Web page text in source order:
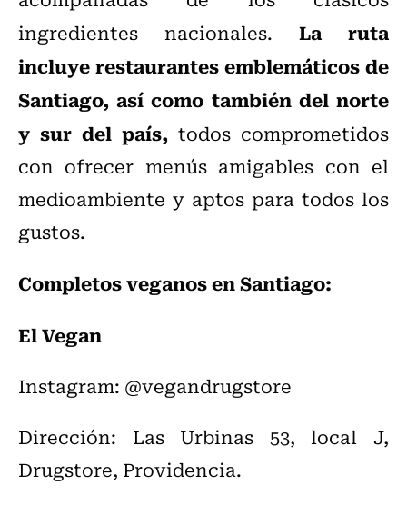
ingredientes nacionales. La ruta
incluye restaurantes emblemáticos de
Santiago, así como también del norte
y sur del país, todos comprometidos
con ofrecer menús amigables con el
medioambiente y aptos para todos los
gustos.
Completos veganos en Santiago:
El Vegan
Instagram: @vegandrugstore
Dirección: Las Urbinas 53, local J,
Drugstore, Providencia.